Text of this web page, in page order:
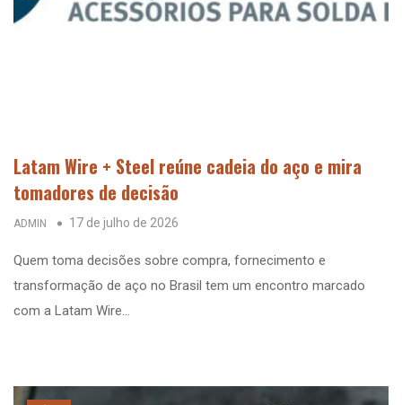
Latam Wire + Steel reúne cadeia do aço e mira
tomadores de decisão
ADMIN 17 de julho de 2026
Quem toma decisões sobre compra, fornecimento e
transformação de aço no Brasil tem um encontro marcado
com a Latam Wire…